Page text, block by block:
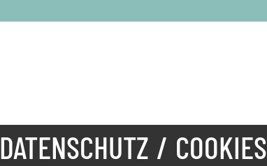
DATENSCHUTZ / COOKIES